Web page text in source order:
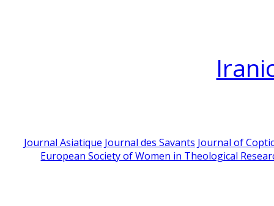
Journal Asiatique Journal des Savants Journal of
European Society of Women in Theological